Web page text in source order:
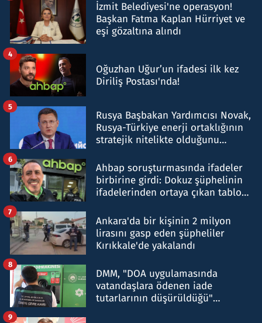
İzmit Belediyesi'ne operasyon!
Başkan Fatma Kaplan Hürriyet ve
eşi gözaltına alındı
Oğuzhan Uğur’un ifadesi ilk kez
Diriliş Postası'nda!
4
Rusya Başbakan Yardımcısı Novak,
Rusya-Türkiye enerji ortaklığının
stratejik nitelikte olduğunu
5
Ahbap soruşturmasında ifadeler
birbirine girdi: Dokuz şüphelinin
ifadelerinden ortaya çıkan tablo
6
Ankara'da bir kişinin 2 milyon
lirasını gasp eden şüpheliler
Kırıkkale'de yakalandı
7
DMM, "DOA uygulamasında
vatandaşlara ödenen iade
tutarlarının düşürüldüğü"
8
9